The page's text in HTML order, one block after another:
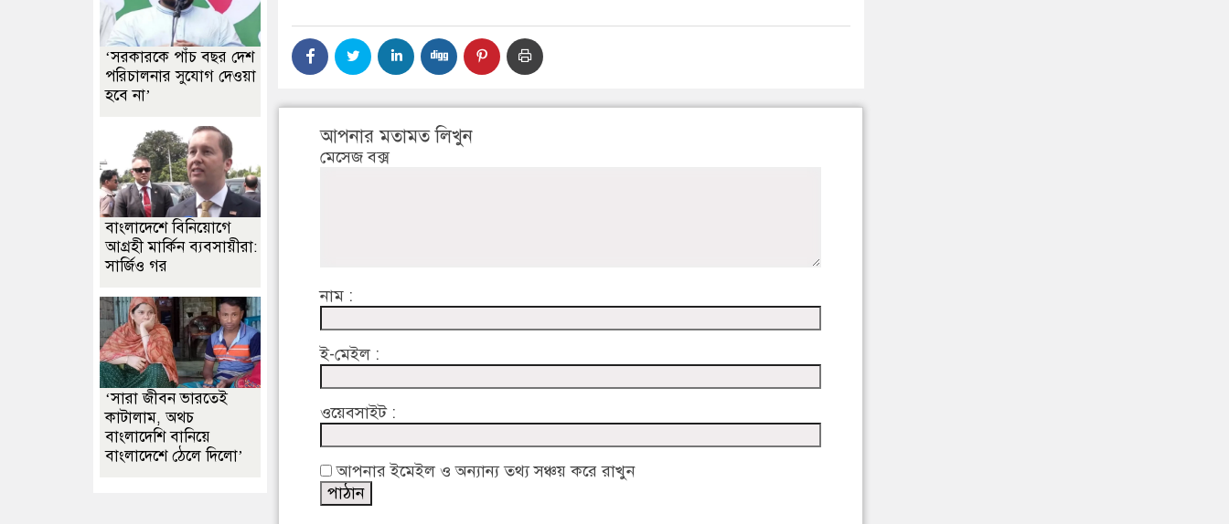
আপনার মতামত লিখুন
মেসেজ বক্স
নাম :
ই-মেইল :
ওয়েবসাইট :
আপনার ইমেইল ও অন্যান্য তথ্য সঞ্চয় করে রাখুন
‘সরকারকে পাঁচ বছর দেশ
পরিচালনার সুযোগ দেওয়া
হবে না’
বাংলাদেশে বিনিয়োগে
আগ্রহী মার্কিন ব্যবসায়ীরা:
সার্জিও গর
‘সারা জীবন ভারতেই
কাটালাম, অথচ
বাংলাদেশি বানিয়ে
বাংলাদেশে ঠেলে দিলো’